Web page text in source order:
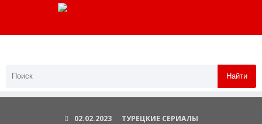
Найти
02.02.2023 ТУРЕЦКИЕ СЕРИАЛЫ